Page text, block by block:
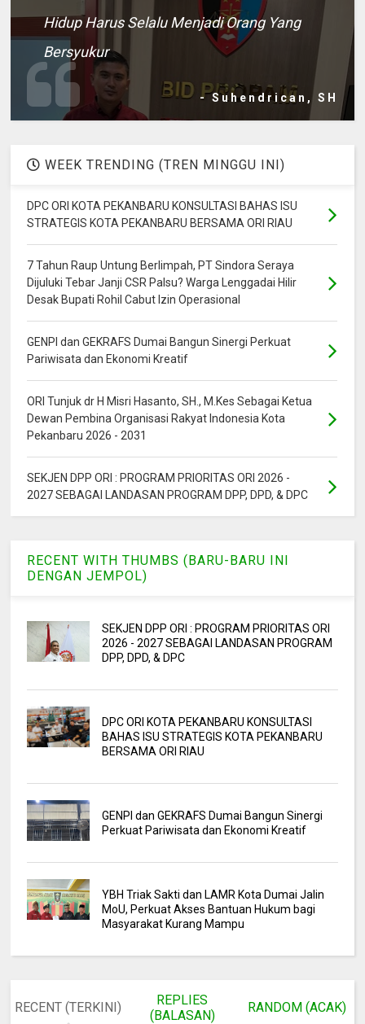
Hidup Harus Selalu Menjadi Orang Yang
Bersyukur
- Suhendrican, SH
WEEK TRENDING (TREN MINGGU INI)
DPC ORI KOTA PEKANBARU KONSULTASI BAHAS ISU
STRATEGIS KOTA PEKANBARU BERSAMA ORI RIAU
7 Tahun Raup Untung Berlimpah, PT Sindora Seraya
Dijuluki Tebar Janji CSR Palsu? Warga Lenggadai Hilir
Desak Bupati Rohil Cabut Izin Operasional
GENPI dan GEKRAFS Dumai Bangun Sinergi Perkuat
Pariwisata dan Ekonomi Kreatif
ORI Tunjuk dr H Misri Hasanto, SH., M.Kes Sebagai Ketua
Dewan Pembina Organisasi Rakyat Indonesia Kota
Pekanbaru 2026 - 2031
SEKJEN DPP ORI : PROGRAM PRIORITAS ORI 2026 -
2027 SEBAGAI LANDASAN PROGRAM DPP, DPD, & DPC
RECENT WITH THUMBS (BARU-BARU INI
DENGAN JEMPOL)
SEKJEN DPP ORI : PROGRAM PRIORITAS ORI
2026 - 2027 SEBAGAI LANDASAN PROGRAM
DPP, DPD, & DPC
DPC ORI KOTA PEKANBARU KONSULTASI
BAHAS ISU STRATEGIS KOTA PEKANBARU
BERSAMA ORI RIAU
GENPI dan GEKRAFS Dumai Bangun Sinergi
Perkuat Pariwisata dan Ekonomi Kreatif
YBH Triak Sakti dan LAMR Kota Dumai Jalin
MoU, Perkuat Akses Bantuan Hukum bagi
Masyarakat Kurang Mampu
RECENT (TERKINI)
REPLIES
(BALASAN)
RANDOM (ACAK)